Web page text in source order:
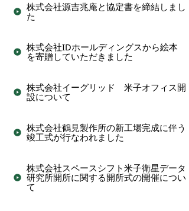
株式会社源吉兆庵と協定書を締結しまし
た
株式会社IDホールディングスから絵本
を寄贈していただきました
株式会社イーグリッド 米子オフィス開
設について
株式会社鶴見製作所の新工場完成に伴う
竣工式が行なわれました
株式会社スペースシフト米子衛星データ
研究所開所に関する開所式の開催につい
て